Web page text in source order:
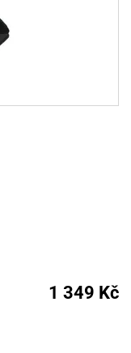
1 349 Kč